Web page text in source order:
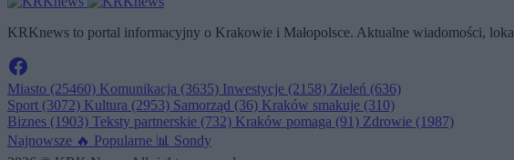
KRKnews to portal informacyjny o Krakowie i Małopolsce. Aktualne wiadomości,
Miasto (25460) Komunikacja (3635) Inwestycje (2158) Zieleń (636)
Sport (3072) Kultura (2953) Samorząd (36) Kraków smakuje (310)
Biznes (1903) Teksty partnerskie (732) Kraków pomaga (91) Zdrowie (1987)
Najnowsze 🔥 Popularne 📊 Sondy